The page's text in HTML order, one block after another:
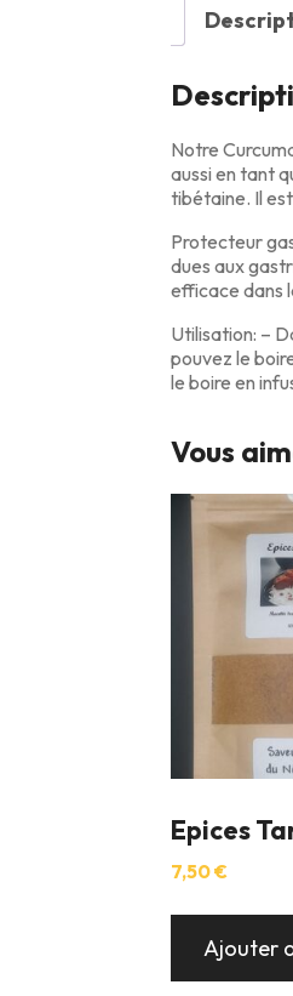
Notre
aussi en tant
tibétaine. Il
Protecteur
dues aux
efficace dans
Utilisation: –
pouvez le
le boire en
Vous
Epices
7,50€
Ajouter